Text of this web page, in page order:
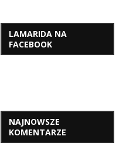
LAMARIDA NA
FACEBOOK
NAJNOWSZE
KOMENTARZE